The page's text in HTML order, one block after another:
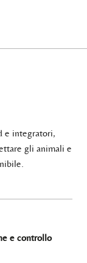
e integratori,
gli animali e
e controllo